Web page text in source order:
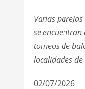
Varias
se
torneos de
localidades de
02/07/2026